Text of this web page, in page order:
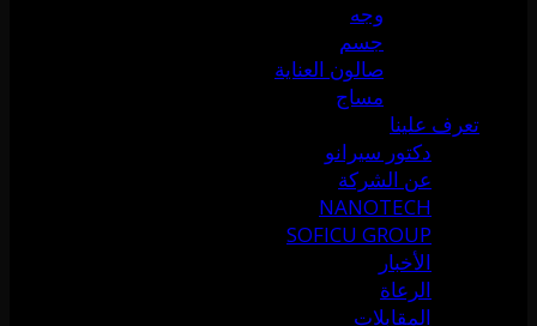
وجه
جسم
صالون العناية
مساج
تعرف علينا
دكتور سيرانو
عن الشركة
NANOTECH
SOFICU GROUP
الأخبار
الرعاة
المقابلات